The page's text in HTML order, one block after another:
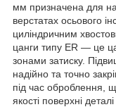
мм призначена для
верстатах осьового
циліндричним
цанги типу ER — це
зонами затиску.
надійно та точно
під час оброблення,
якості поверхні